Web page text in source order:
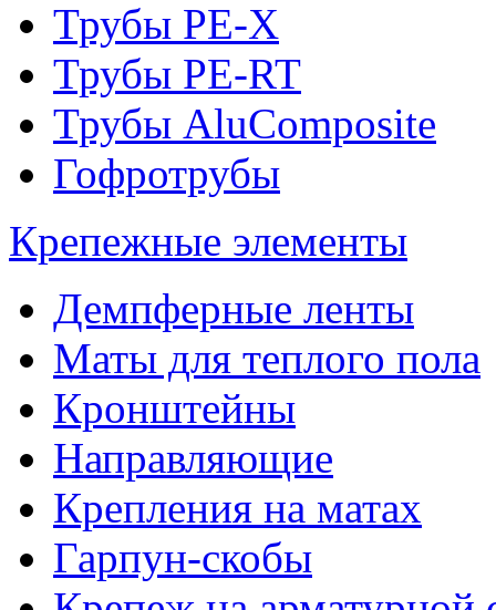
Трубы PE-X
Трубы PE-RT
Трубы AluComposite
Гофротрубы
Крепежные элементы
Демпферные ленты
Маты для теплого пола
Кронштейны
Направляющие
Крепления на матах
Гарпун-скобы